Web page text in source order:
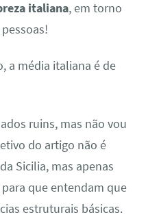
italiana, em torno
a média italiana é de
ruins, mas não vou
do artigo não é
Sicilia, mas apenas
que entendam que
estruturais básicas.